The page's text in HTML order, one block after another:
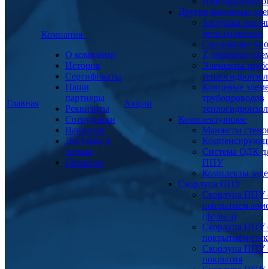
Главная
Компания
О компании
История
Сертификаты
Наши
партнеры
Реквизиты
Сотрудники
Вакансии
Доставка и
оплата
Гарантия
Акции
Другие фасонные
Заглушка
металлическая
Скользящие
Z-образные
Элементы
Концевые
трубопроводов
Комплектующие
Манжеты
Система ОДК
ППУ
Комплекты
Скорлупа ППУ
Скорлупа ППУ
покрытием
(фольга)
Скорлупа ППУ
покрытием
Скорлупа ППУ
покрытия